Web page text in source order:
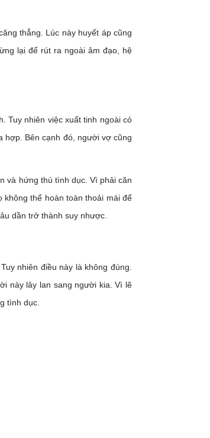
thẳng. Lúc này huyết áp cũng
lại để rút ra ngoài âm đạo, hệ
Tuy nhiên việc xuất tinh ngoài có
hợp. Bên cạnh đó, người vợ cũng
và hứng thú tình dục. Vì phải căn
thể hoàn toàn thoải mái để
dần trở thành suy nhược.
nhiên điều này là không đúng.
này lây lan sang người kia. Vì lẽ
tình dục.